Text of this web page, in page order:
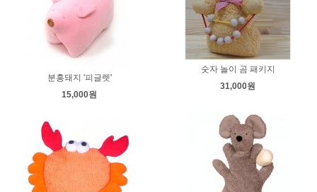
분홍돼지 '피글렛'
15,000원
숫자 놀이 곰 패키지
31,000원